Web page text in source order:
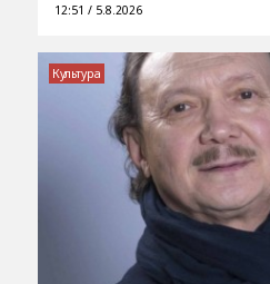
12:51 / 5.8.2026
Культура